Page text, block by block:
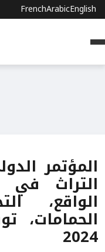
FrenchArabicEnglish
المؤتمر
التراث في
الواقع،
2024